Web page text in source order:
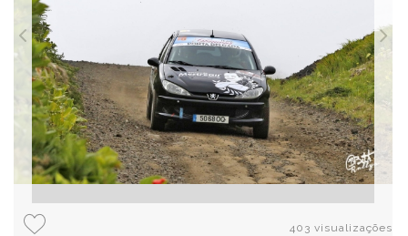
403 visualizações